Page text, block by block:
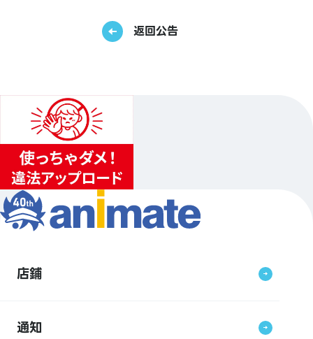
返回公告
店鋪
通知